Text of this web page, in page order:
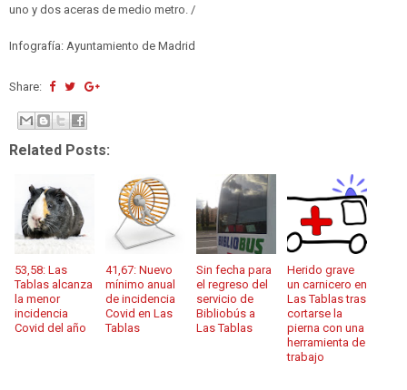
uno y dos aceras de medio metro. /
Infografía: Ayuntamiento de Madrid
Share:
Related Posts:
53,58: Las
Tablas alcanza
la menor
incidencia
Covid del año
41,67: Nuevo
mínimo anual
de incidencia
Covid en Las
Tablas
Sin fecha para
el regreso del
servicio de
Bibliobús a
Las Tablas
Herido grave
un carnicero en
Las Tablas tras
cortarse la
pierna con una
herramienta de
trabajo